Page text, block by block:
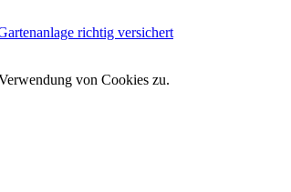
richtig versichert
von Cookies zu.